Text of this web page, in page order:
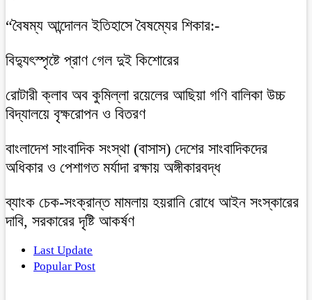
“বৈষম্য আন্দোলন ইতিহাসে বৈষম্যের শিকার:-
বিদ্যুৎস্পৃষ্টে প্রাণ গেল দুই কিশোরের
রোটারী ক্লাব অব কুমিল্লা রয়েলের আছিয়া গণি বালিকা উচ্চ
বিদ্যালয়ে বৃক্ষরোপন ও বিতরণ
বাংলাদেশ সাংবাদিক সংস্থা (বাসাস) দেশের সাংবাদিকদের
অধিকার ও পেশাগত মর্যাদা রক্ষায় অঙ্গীকারবদ্ধ
ব্যাংক চেক-সংক্রান্ত মামলায় হয়রানি রোধে আইন সংস্কারের
দাবি, সরকারের দৃষ্টি আকর্ষণ
Last Update
Popular Post